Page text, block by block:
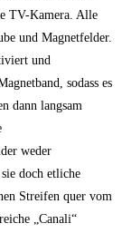
TV-Kamera. Alle
und Magnetfelder.
und
sodass es
dann langsam
weder
doch etliche
Streifen quer vom
„Canali“